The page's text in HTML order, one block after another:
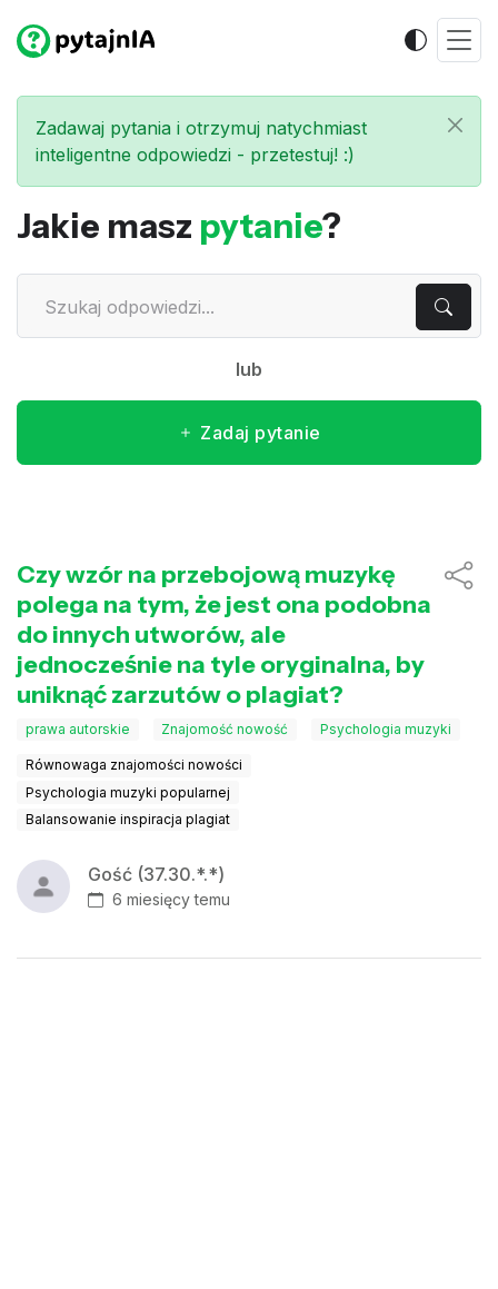
Zadawaj pytania i otrzymuj natychmiast
inteligentne odpowiedzi - przetestuj! :)
Jakie masz pytanie?
lub
Zadaj pytanie
Czy wzór na przebojową muzykę
polega na tym, że jest ona podobna
do innych utworów, ale
jednocześnie na tyle oryginalna, by
uniknąć zarzutów o plagiat?
prawa autorskie Znajomość nowość Psychologia muzyki
Równowaga znajomości nowości
Psychologia muzyki popularnej
Balansowanie inspiracja plagiat
Gość (37.30.*.*)
6 miesięcy temu